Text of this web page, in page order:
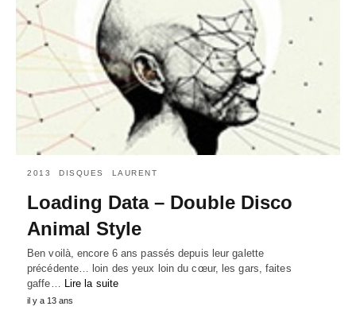
2013 DISQUES LAURENT
Loading Data – Double Disco
Animal Style
Ben voilà, encore 6 ans passés depuis leur galette
précédente… loin des yeux loin du cœur, les gars, faites
gaffe…
Lire la suite
il y a 13 ans